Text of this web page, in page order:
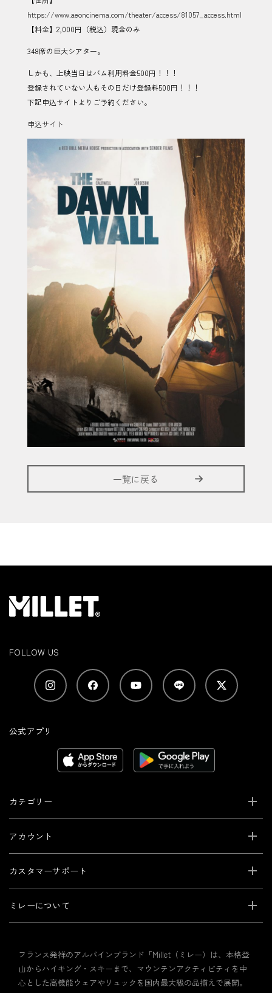
https://www.aeoncinema.com/theater/access/81057_access.html
【料金】2,000円（税込）現金のみ
348席の巨大シアター。
しかも、上映当日はバム利用料金500円！！！
登録されていない人もその日だけ登録料500円！！！
下記申込サイトよりご予約ください。
申込サイト
一覧に戻る
FOLLOW US
公式アプリ
カテゴリー
アカウント
カスタマーサポート
ミレーについて
フランス発祥のアルパインブランド「Millet（ミレー）は、本格登
山からハイキング・スキーまで、マウンテンアクティビティを中
心とした高機能ウェアやリュックを国内最大級の品揃えで展開。